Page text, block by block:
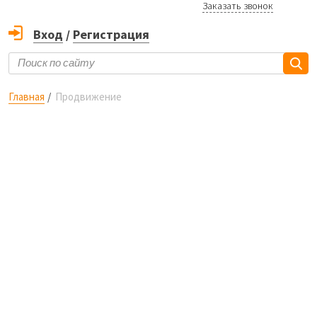
Заказать звонок
Вход / Регистрация
Главная Продвижение